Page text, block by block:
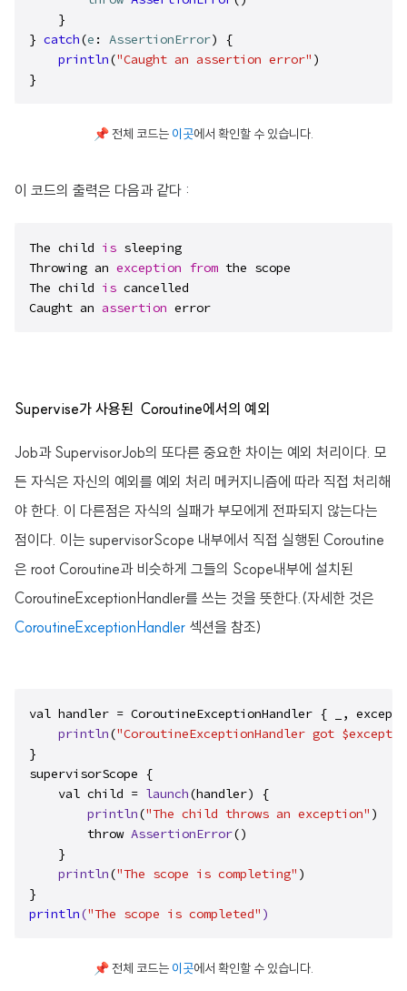
    }
} catch(e : AssertionError) {
println("Caught an assertion error" )
}
📌 전체 코드는 이곳에서 확인할 수 있습니다.
이 코드의 출력은 다음과 같다 :
The child is sleeping
Throwing an exception from the scope
The child is cancelled
Caught an assertion error
Supervise가 사용된 Coroutine에서의 예외
Job과 SupervisorJob의 또다른 중요한 차이는 예외 처리이다. 모
든 자식은 자신의 예외를 예외 처리 메커지니즘에 따라 직접 처리해
야 한다. 이 다른점은 자식의 실패가 부모에게 전파되지 않는다는
점이다. 이는 supervisorScope 내부에서 직접 실행된 Coroutine
은 root Coroutine과 비슷하게 그들의 Scope내부에 설치된
CoroutineExceptionHandler를 쓰는 것을 뜻한다.(자세한 것은
CoroutineExceptionHandler 섹션을 참조)
val handler = CoroutineExceptionHandler { _,
println("CoroutineExceptionHandler got
}
supervisorScope {
    val child =
launch(handler) {
println("The child throws an exception" )
        throw
AssertionError()
    }
println("The scope is completing" )
println("The scope is completed" )
📌 전체 코드는 이곳에서 확인할 수 있습니다.